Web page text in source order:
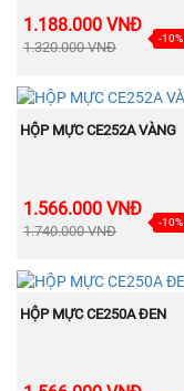
1.188.000 VNĐ
1.320.000 VNĐ
-10%
BÁN
CHẠY
MUA NGAY
HỘP MỰC CE252A VÀNG
1.566.000 VNĐ
1.740.000 VNĐ
-10%
BÁN
CHẠY
MUA NGAY
HỘP MỰC CE250A ĐEN